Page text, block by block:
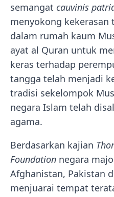
semangat cauvinis
menyokong kekerasan
dalam rumah kaum
ayat al Quran untuk
keras terhadap
tangga telah menjadi
tradisi sekelompok
negara Islam telah
agama.
Berdasarkan kajian
Foundation negara
Afghanistan, Pakistan
menjuarai tempat